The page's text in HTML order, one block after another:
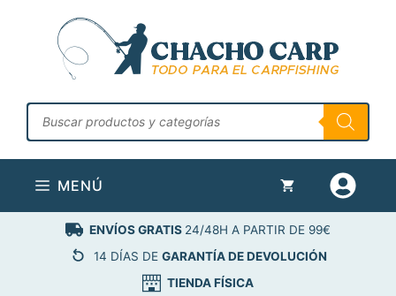
contenido
Búsqueda
de
productos
MENÚ
ENVÍOS GRATIS 24/48H A PARTIR DE 99€
14 DÍAS DE GARANTÍA DE DEVOLUCIÓN
TIENDA FÍSICA